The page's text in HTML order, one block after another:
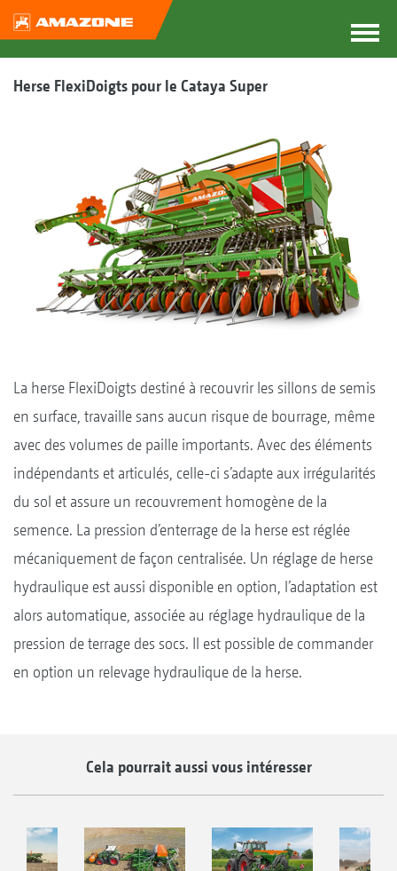
Herse FlexiDoigts pour le Cataya Super
La herse FlexiDoigts destiné à recouvrir les sillons de semis
en surface, travaille sans aucun risque de bourrage, même
avec des volumes de paille importants. Avec des éléments
indépendants et articulés, celle-ci s’adapte aux irrégularités
du sol et assure un recouvrement homogène de la
semence. La pression d’enterrage de la herse est réglée
mécaniquement de façon centralisée. Un réglage de herse
hydraulique est aussi disponible en option, l’adaptation est
alors automatique, associée au réglage hydraulique de la
pression de terrage des socs. Il est possible de commander
en option un relevage hydraulique de la herse.
Cela pourrait aussi vous intéresser